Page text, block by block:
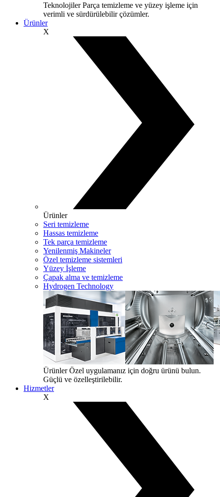
TeknolojilerParça temizleme ve yüzey işleme için
verimli ve sürdürülebilir çözümler.
Ürünler
X
Ürünler
Seri temizleme
Hassas temizleme
Tek parça temizleme
Yenilenmiş Makineler
Özel temizleme sistemleri
Yüzey İşleme
Çapak alma ve temizleme
Hydrogen Technology
ÜrünlerÖzel uygulamanız için doğru ürünü bulun.
Güçlü ve özelleştirilebilir.
Hizmetler
X